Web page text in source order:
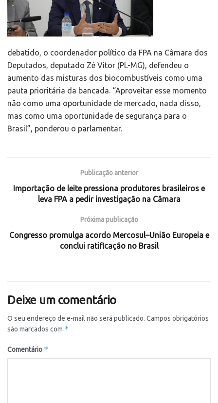
debatido, o coordenador político da FPA na Câmara dos
Deputados, deputado Zé Vitor (PL-MG), defendeu o
aumento das misturas dos biocombustíveis como uma
pauta prioritária da bancada. “Aproveitar esse momento
não como uma oportunidade de mercado, nada disso,
mas como uma oportunidade de segurança para o
Brasil”, ponderou o parlamentar.
Publicação anterior
Importação de leite pressiona produtores brasileiros e
leva FPA a pedir investigação na Câmara
Próxima publicação
Congresso promulga acordo Mercosul–União Europeia e
conclui ratificação no Brasil
Deixe um comentário
O seu endereço de e-mail não será publicado. Campos obrigatórios
são marcados com *
Comentário *